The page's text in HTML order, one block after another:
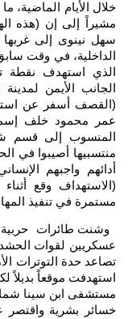
خلال الأيام
مشيراً إلى إن (هذه
سهل نينوى إلى
الداخلية، في وقت
الذي استهدف نقطة
الجانب الأيمن
(القصف أسفر عن
عمر محمود خلف
المنسوب إلى قسم
منتسبيها أصيبوا في
أدائهم واجبهم
(الاستهداف وقع أثناء
مستمرة في تنفيذ
وشنت طائرات
عسكريين لقوات
تصاعد حدة التوترات
استهدفت موقعاً
مستشفى ابن سينا
خسائر بشرية واقتصر